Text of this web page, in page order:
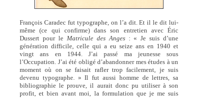
François Caradec fut typographe, on l’a dit. Et il le dit lui-
même (ce qui confirme) dans son entretien avec Éric
Dussert pour le Matricule des Anges: « Je suis d’une
génération difficile, celle qui a eu seize ans en 1940 et
vingt ans en 1944. J’ai passé ma jeunesse sous
l’Occupation. J’ai été obligé d’abandonner mes études à un
moment où on se faisait rafler trop facilement, je suis
devenu typographe. » Il fut aussi homme de lettres, sa
bibliographie le prouve, il aurait donc pu utiliser à son
profit, et bien avant moi, la formulation que je me suis